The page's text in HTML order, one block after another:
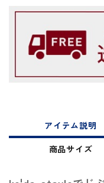
アイテム説明
商品サイズ